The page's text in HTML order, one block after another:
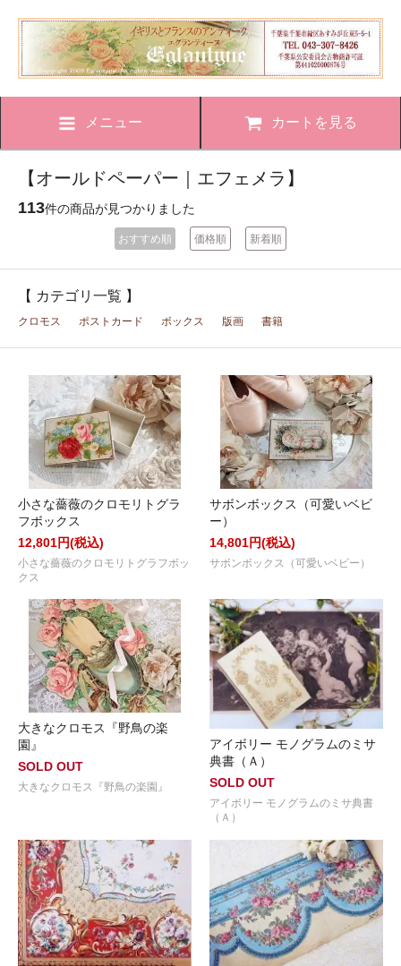
メニュー カートを見る
【オールドペーパー｜エフェメラ】
113件の商品が見つかりました
おすすめ順 価格順 新着順
【 カテゴリ一覧 】
クロモス ポストカード ボックス 版画 書籍
小さな薔薇のクロモリトグラ
フボックス
12,801円(税込)
小さな薔薇のクロモリトグラフボッ
クス
サボンボックス（可愛いベビ
ー）
14,801円(税込)
サボンボックス（可愛いベビー）
大きなクロモス『野鳥の楽
園』
SOLD OUT
大きなクロモス『野鳥の楽園』
アイボリー モノグラムのミサ
典書（Ａ）
SOLD OUT
アイボリー モノグラムのミサ典書
（Ａ）